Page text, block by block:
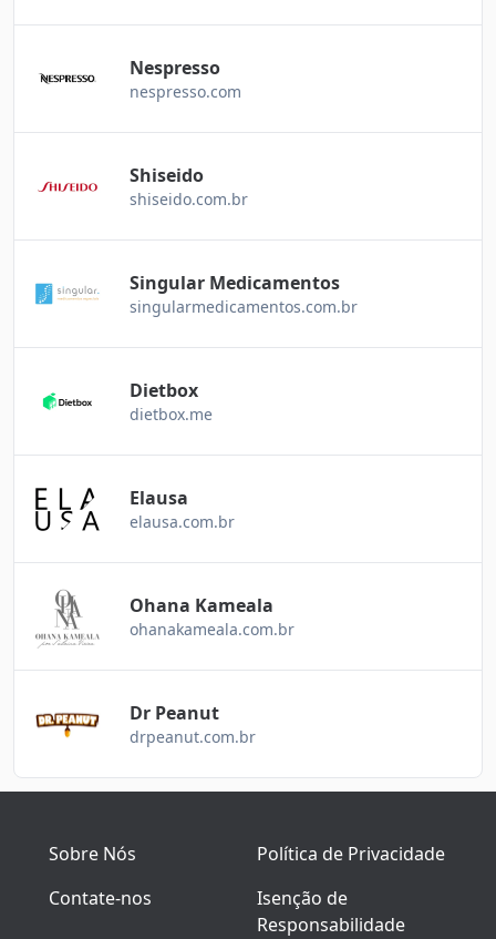
Nespresso
nespresso.com
Shiseido
shiseido.com.br
Singular Medicamentos
singularmedicamentos.com.br
Dietbox
dietbox.me
Elausa
elausa.com.br
Ohana Kameala
ohanakameala.com.br
Dr Peanut
drpeanut.com.br
Sobre Nós
Política de Privacidade
Contate-nos
Isenção de
Responsabilidade